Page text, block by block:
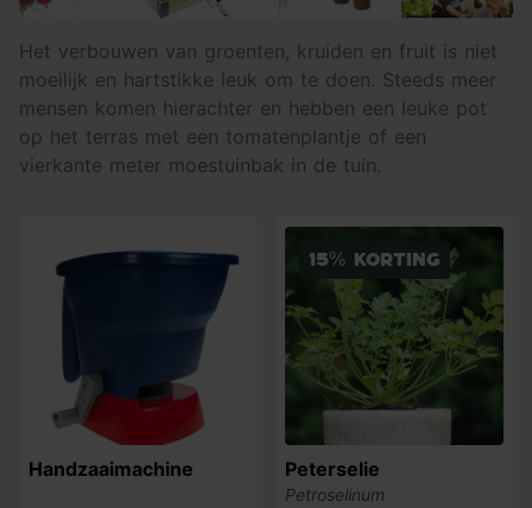
Het verbouwen van groenten, kruiden en fruit is niet
moeilijk en hartstikke leuk om te doen. Steeds meer
mensen komen hierachter en hebben een leuke pot
op het terras met een tomatenplantje of een
vierkante meter moestuinbak in de tuin.
Handzaaimachine
15% korting
Peterselie
Petroselinum